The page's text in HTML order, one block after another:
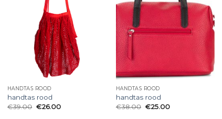
HANDTAS ROOD
handtas rood
€39.00 €26.00
HANDTAS ROOD
handtas rood
€38.00 €25.00